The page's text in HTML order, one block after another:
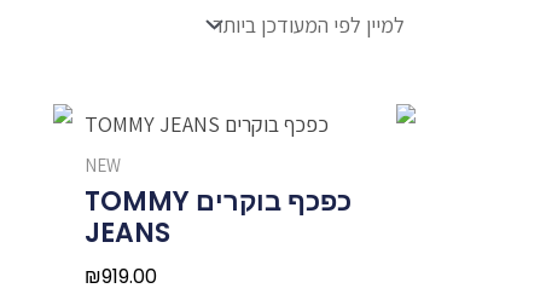
NEW
כפכף בוקרים TOMMY
JEANS
₪919.00